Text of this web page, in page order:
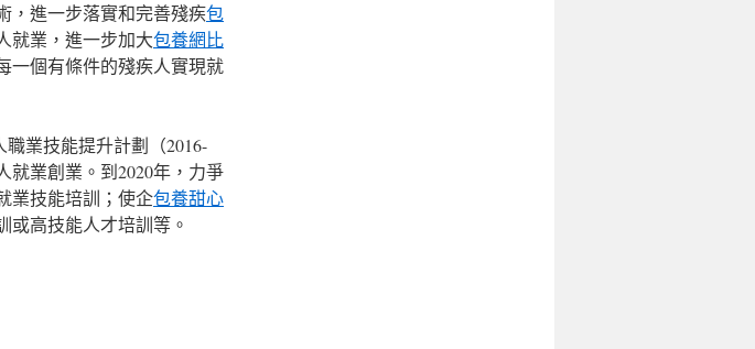
，進一步落實和完善殘疾包
就業，進一步加大包養網比
一個有條件的殘疾人實現就
業技能提升計劃（2016-
就業創業。到2020年，力爭
業技能培訓；使企包養甜心
或高技能人才培訓等。